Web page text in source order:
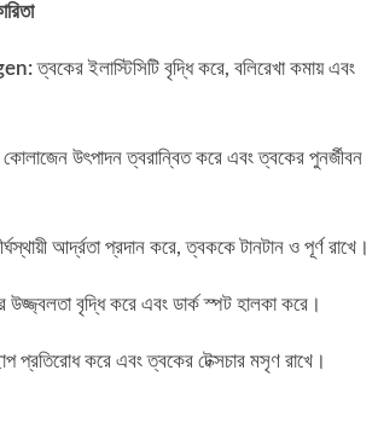
ত্বকের ইলাস্টিসিটি বৃদ্ধি করে, বলিরেখা কমায় এবং
কোলাজেন উৎপাদন ত্বরান্বিত করে এবং ত্বকের পুনর্জীবন
আর্দ্রতা প্রদান করে, ত্বককে টানটান ও পূর্ণ রাখে।
উজ্জ্বলতা বৃদ্ধি করে এবং ডার্ক স্পট হালকা করে।
প্রতিরোধ করে এবং ত্বকের টেক্সচার মসৃণ রাখে।